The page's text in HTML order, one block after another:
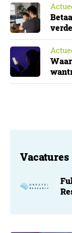
Vacatures